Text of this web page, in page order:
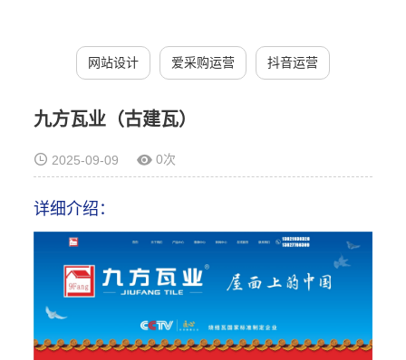
网站设计 爱采购运营 抖音运营
九方瓦业（古建瓦）
2025-09-09 0次
详细介绍：